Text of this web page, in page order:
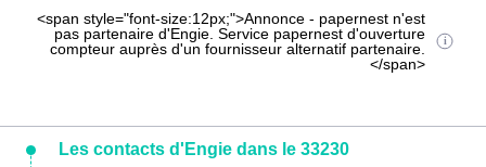
<span style="font-size:12px;">Annonce - papernest n'est
pas partenaire d'Engie. Service papernest d'ouverture
compteur auprès d'un fournisseur alternatif partenaire.
</span>
Les contacts d'Engie dans le 33230